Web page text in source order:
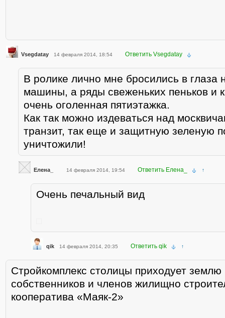
Vsegdatay 14 февраля 2014, 18:54 Ответить Vsegdatay
В ролике лично мне бросились в глаза
машины, а ряды свеженьких пеньков и
очень оголенная пятиэтажка.
Как так можно издеваться над
транзит, так еще и защитную зеленую
уничтожили!
Елена_ 14 февраля 2014, 19:54 Ответить Елена_ ↑
Очень печальный вид
qik 14 февраля 2014, 20:35 Ответить qik ↑
Стройкомплекс столицы приходует землю
собственников и членов жилищно
кооператива «Маяк-2»